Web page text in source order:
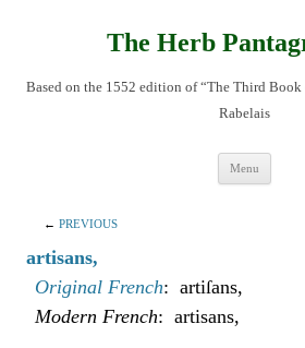
The Herb
Based on the 1552 edition of “The Third Book
Rabelais
Menu
← PREVIOUS
artisans,
Original French: artiſans,
Modern French: artisans,